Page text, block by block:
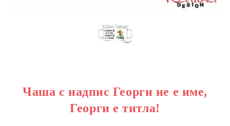
Чаша с надпис Георги не е име,
Георги е титла!